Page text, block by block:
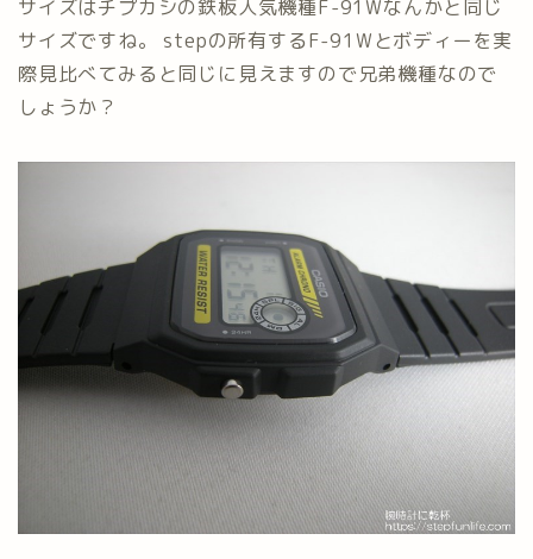
サイズはチプカシの鉄板人気機種F-91Wなんかと同じ
サイズですね。 stepの所有するF-91Wとボディーを実
際見比べてみると同じに見えますので兄弟機種なので
しょうか？